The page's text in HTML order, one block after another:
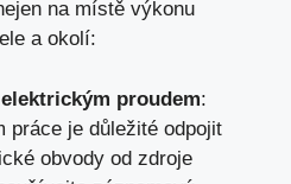
na místě výkonu
a okolí:
proudem:
práce je důležité odpojit
obvody od zdroje